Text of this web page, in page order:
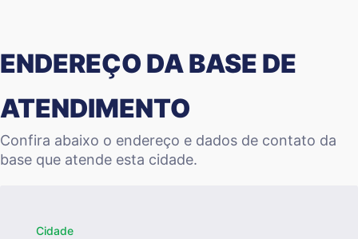
ENDEREÇO DA BASE DE
ATENDIMENTO
Confira abaixo o endereço e dados de contato da
base que atende esta cidade.
Cidade